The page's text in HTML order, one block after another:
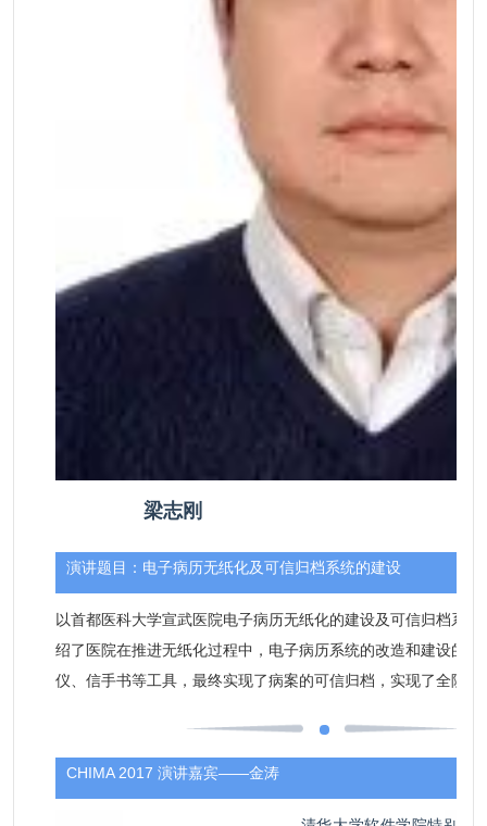
梁志刚
演讲题目： 电子病历无纸化及可信归档系统的建设
以首都医科大学宣武医院电子病历无纸化的建设及可信归档系
绍了医院在推进无纸化过程中，电子病历系统的改造和建设的工
仪、信手书等工具，最终实现了病案的可信归档，实现了全院病
CHIMA 2017 演讲嘉宾——金涛